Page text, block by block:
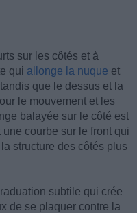
sur les côtés et à
qui allonge la nuque et
que le dessus et la
le mouvement et les
balayée sur le côté est
courbe sur le front qui
structure des côtés plus
subtile qui crée
de se plaquer contre la